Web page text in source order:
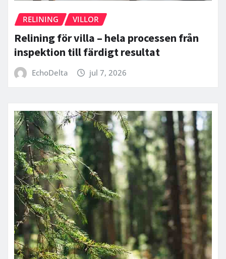
RELINING VILLOR
Relining för villa – hela processen från
inspektion till färdigt resultat
EchoDelta jul 7, 2026